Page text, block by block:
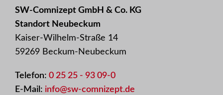
SW-Comnizept GmbH & Co. KG
Standort Neubeckum
Kaiser-Wilhelm-Straße 14
59269 Beckum-Neubeckum
Telefon: 0 25 25 - 93 09-0
E-Mail: info@sw-comnizept.de